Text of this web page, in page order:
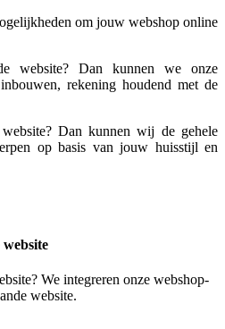
om jouw webshop online
website? Dan kunnen we onze
rekening houdend met de
Dan kunnen wij de gehele
op basis van jouw huisstijl en
We integreren onze webshop-
website.